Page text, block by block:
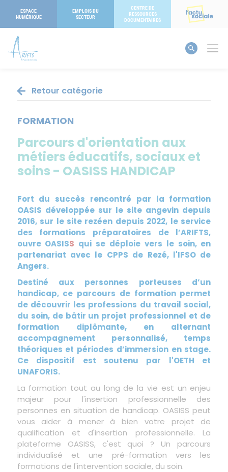
ESPACE
NUMÉRIQUE
EMPLOIS DU
SECTEUR
CENTRE DE
RESSOURCES
DOCUMENTAIRES
Retour catégorie
FORMATION
Parcours d'orientation aux
métiers éducatifs, sociaux et
soins - OASISS HANDICAP
Fort du succès rencontré par la formation
OASIS développée sur le site angevin depuis
2016, sur le site rezéen depuis 2022, le service
des formations préparatoires de l’ARIFTS,
ouvre OASISS qui se déploie vers le soin, en
partenariat avec le CPPS de Rezé, l'IFSO de
Angers.
Destiné aux personnes porteuses d’un
handicap, ce parcours de formation permet
de découvrir les professions du travail social,
du soin, de bâtir un projet professionnel et de
formation diplômante, en alternant
accompagnement personnalisé, temps
théoriques et périodes d’immersion en stage.
Ce dispositif est soutenu par l'OETH et
UNAFORIS.
La formation tout au long de la vie est un enjeu
majeur pour l'insertion professionnelle des
personnes en situation de handicap. OASISS peut
vous aider à mener à bien votre projet de
qualification et d'insertion professionnelle. La
plateforme OASISS, c'est quoi ? Un parcours
individualisé et une pré-formation vers les
formations de l'intervention sociale, du soin.